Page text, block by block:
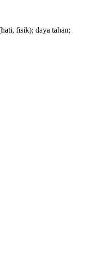
fisik); daya tahan;